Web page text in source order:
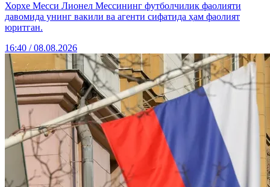
Хорхе Месси Лионел Мессининг футболчилик фаолияти
давомида унинг вакили ва агенти сифатида ҳам фаолият
юритган.
16:40 / 08.08.2026